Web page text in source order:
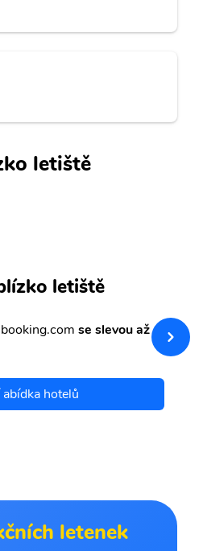
letiště
letiště
se slevou až
hotelů
letenek